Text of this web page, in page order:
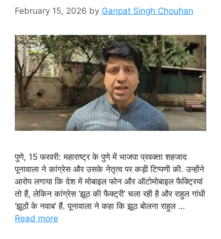
February 15, 2026 by Ganpat Singh Chouhan
पुणे, 15 फरवरी: महाराष्ट्र के पुणे में भाजपा प्रवक्ता शहजाद
पूनावाला ने कांग्रेस और उसके नेतृत्व पर कड़ी टिप्पणी की. उन्होंने
आरोप लगाया कि देश में मोबाइल फोन और ऑटोमोबाइल फैक्ट्रियां
तो हैं, लेकिन कांग्रेस ‘झूठ की फैक्ट्री’ चला रही है और राहुल गांधी
‘झूठों के नवाब’ हैं. पूनावाला ने कहा कि झूठ बोलना राहुल …
Read more